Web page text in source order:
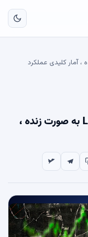
Layer Layer Shibarium Alpha به صورت زنده ،